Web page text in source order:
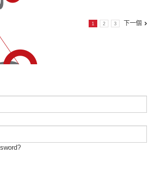
1 2 3 下一個